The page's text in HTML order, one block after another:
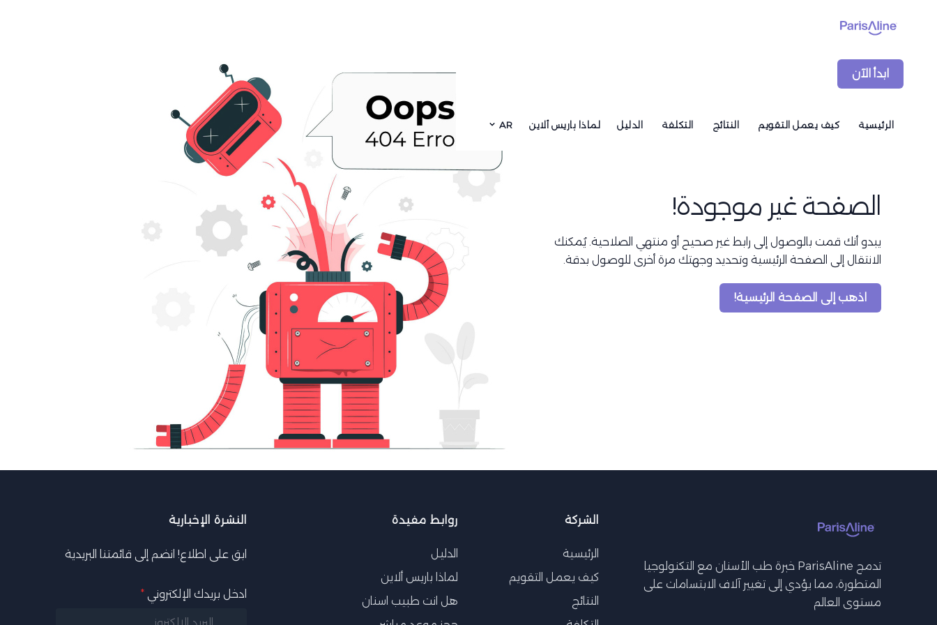
ابدأ الآن
الرئيسية كيف يعمل التقويم النتائج التكلفة الدليل لماذا باريس ألاين AR
الصفحة غير موجودة!
يبدو أنك قمت بالوصول إلى رابط غير صحيح أو منتهي الصلاحية. يُمكنك
الانتقال إلى الصفحة الرئيسية وتحديد وجهتك مرة أخرى للوصول بدقة.
اذهب إلى الصفحة الرئيسية!
تدمج ParisAline خبرة طب الأسنان مع التكنولوجيا
المتطورة، مما يؤدي إلى تغيير آلاف الابتسامات على
مستوى العالم
الشركة
الرئيسية
كيف يعمل التقويم
النتائج
روابط مفيدة
الدليل
لماذا باريس ألاين
هل انت طبيب اسنان
النشرة الإخبارية
ابق على اطلاع! انضم إلى قائمتنا البريدية
ادخل بريدك الإلكتروني*